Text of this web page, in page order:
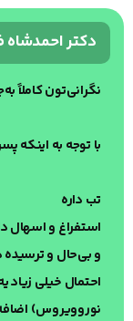
دکتر
نگرانی‌تون کاملاً
با توجه به اینکه
تب داره
استفراغ و اسهال
و بی‌حال و
احتمال خیلی
نوروویروس)